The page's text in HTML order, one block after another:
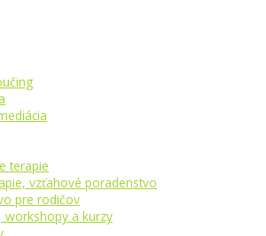
terapie
vzťahové poradenstvo
pre rodičov
workshopy a kurzy